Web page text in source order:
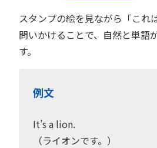
スタンプの絵を見ながら「これ
問いかけることで、自然と単語
す。
例文
It’s a lion.
（ライオンです。）